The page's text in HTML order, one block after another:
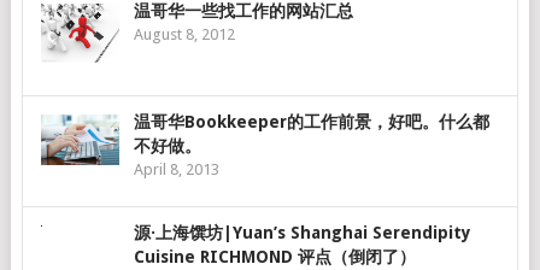
温哥华一些找工作的网站汇总
August 8, 2012
温哥华Bookkeeper的工作前景，好吧。什么都
不好做。
April 8, 2013
源·上海馔坊|Yuan’s Shanghai Serendipity
Cuisine RICHMOND 评点（倒闭了）